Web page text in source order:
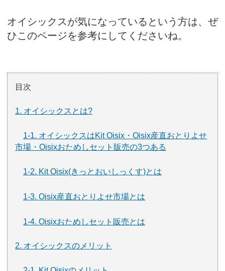
オイシックスが気になっているという方は、ぜ
ひこのページを参考にしてくださいね。
目次
1. オイシックスとは?
1-1. オイシックスはKit Oisix・Oisix産直おとりよせ
市場・Oisixおためしセット販売の3つある
1-2. Kit Oisix(きっとおいしっくす)とは
1-3. Oisix産直おとりよせ市場とは
1-4. Oisixおためしセット販売とは
2. オイシックスのメリット